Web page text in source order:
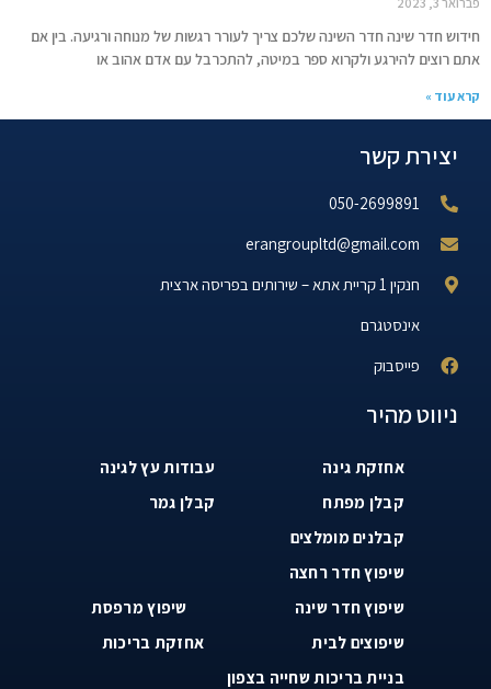
חידוש חדר שינה חדר השינה שלכם צריך לעורר רגשות של מנוחה ורגיעה. בין אם
אתם רוצים להירגע ולקרוא ספר במיטה, להתכרבל עם אדם אהוב או
קרא עוד »
יצירת קשר
050-2699891
erangroupltd@gmail.com
חנקין 1 קריית אתא – שירותים בפריסה ארצית
אינסטגרם
פייסבוק
ניווט מהיר
אחזקת גינה
עבודות עץ לגינה
קבלן מפתח
קבלן גמר
קבלנים מומלצים
שיפוץ חדר רחצה
שיפוץ חדר שינה
שיפוץ מרפסת
שיפוצים לבית
אחזקת בריכות
בניית בריכות שחייה בצפון